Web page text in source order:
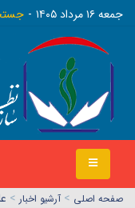
جمعه ١٦ مرداد ١٤٠٥
صفحه اصلي > آرشیو اخبار >